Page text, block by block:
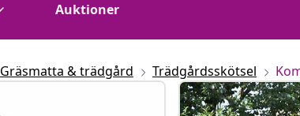
Auktioner
Gräsmatta & trädgård Trädgårdsskötsel